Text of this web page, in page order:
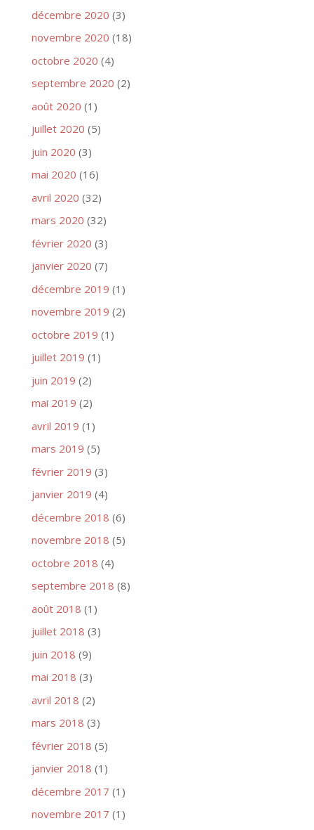
décembre 2020 (3)
novembre 2020 (18)
octobre 2020 (4)
septembre 2020 (2)
août 2020 (1)
juillet 2020 (5)
juin 2020 (3)
mai 2020 (16)
avril 2020 (32)
mars 2020 (32)
février 2020 (3)
janvier 2020 (7)
décembre 2019 (1)
novembre 2019 (2)
octobre 2019 (1)
juillet 2019 (1)
juin 2019 (2)
mai 2019 (2)
avril 2019 (1)
mars 2019 (5)
février 2019 (3)
janvier 2019 (4)
décembre 2018 (6)
novembre 2018 (5)
octobre 2018 (4)
septembre 2018 (8)
août 2018 (1)
juillet 2018 (3)
juin 2018 (9)
mai 2018 (3)
avril 2018 (2)
mars 2018 (3)
février 2018 (5)
janvier 2018 (1)
décembre 2017 (1)
novembre 2017 (1)